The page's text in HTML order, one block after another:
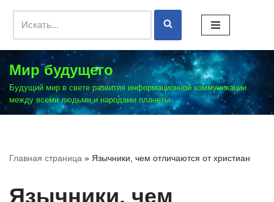
содержимому
Мир будущего
Будущий мир в свете развития информационной коммуникации
между всеми людьми и народами планеты
Главная страница » Язычники, чем отличаются от христиан
Язычники, чем